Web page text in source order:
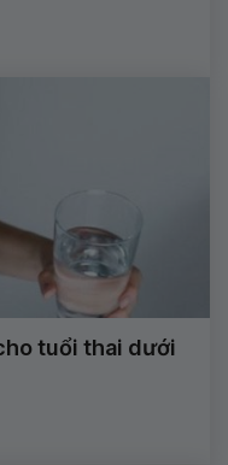
tuổi thai dưới